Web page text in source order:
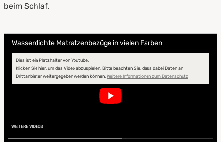
beim Schlaf.
Wasserdichte Matratzenbezüge in vielen Farben
Dies ist ein Platzhalter von Youtube.
Klicken Sie hier, um das Video abzuspielen. Bitte beachten Sie, dass dabei Daten an
Drittanbieter weitergegeben werden können. Weitere Informationen zum Datenschutz